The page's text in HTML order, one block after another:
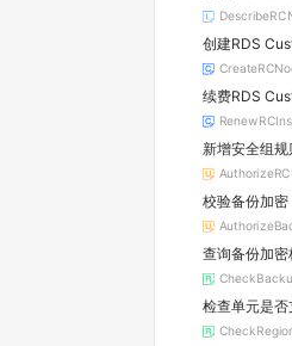
创建RDS
续费RDS
新增安全组规
校验备份加密
查询备份加
检查单元是